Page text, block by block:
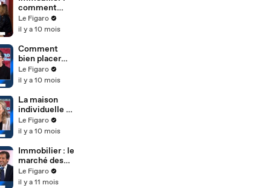
comment
faire les bons
choix dans un
d'instabilité ?
Le Figaro
il y a 10 mois
Comment
bien placer
son argent
dans
Le Figaro
il y a 10 mois
La maison
individuelle et
les conditions
de
Le Figaro
il y a 10 mois
Immobilier : le
marché des
châteaux en
plein
Le Figaro
il y a 11 mois